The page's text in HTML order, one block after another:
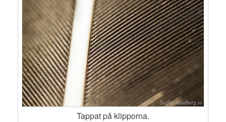
Tappat på klipporna.